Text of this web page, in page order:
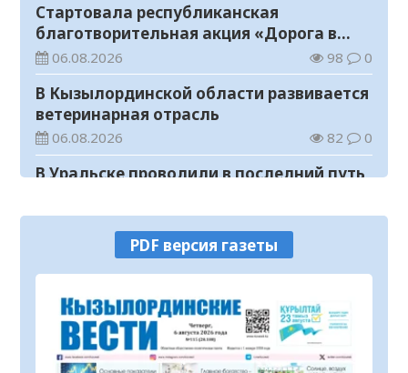
Стартовала республиканская
благотворительная акция «Дорога в
школу»
06.08.2026 98 0
В Кызылординской области развивается
ветеринарная отрасль
06.08.2026 82 0
В Уральске проводили в последний путь
Гапича
06.08.2026 104 0
В Кызылординской области усилили
контроль за финансовой дисциплиной
06.08.2026
Концерт Open Air в Кызылорде прошел
без нарушений общественного порядка
PDF версия газеты